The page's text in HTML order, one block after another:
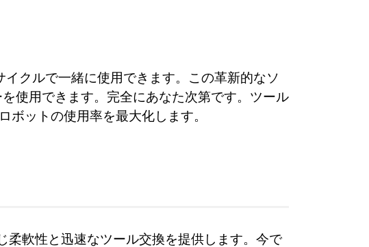
クルで一緒に使用できます。この革新的なソ
使用できます。完全にあなた次第です。ツール
ットの使用率を最大化します。
軟性と迅速なツール交換を提供します。今で